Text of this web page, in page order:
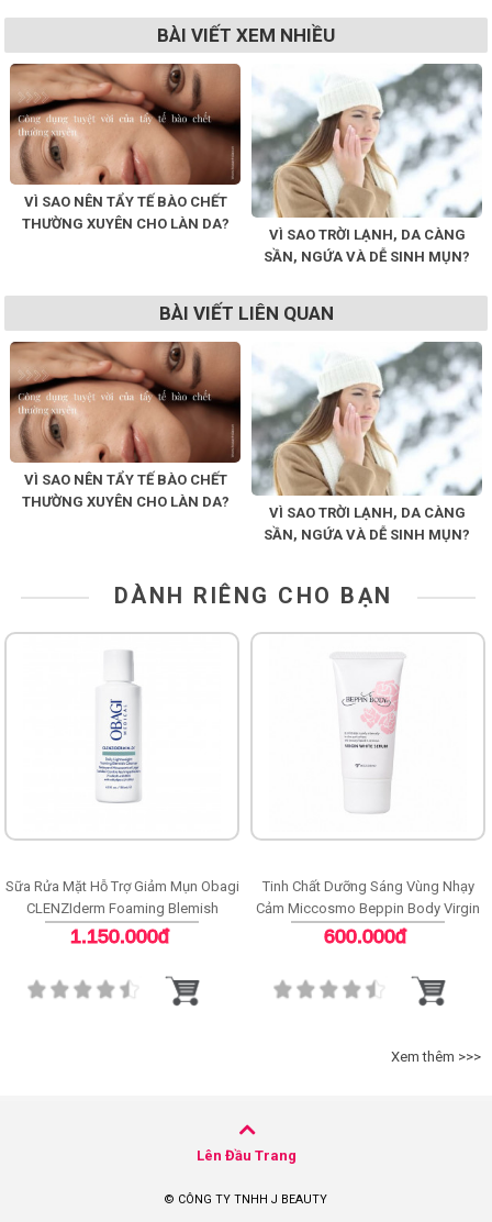
BÀI VIẾT XEM NHIỀU
VÌ SAO NÊN TẨY TẾ BÀO CHẾT
THƯỜNG XUYÊN CHO LÀN DA?
VÌ SAO TRỜI LẠNH, DA CÀNG
SẦN, NGỨA VÀ DỄ SINH MỤN?
BÀI VIẾT LIÊN QUAN
VÌ SAO NÊN TẨY TẾ BÀO CHẾT
THƯỜNG XUYÊN CHO LÀN DA?
VÌ SAO TRỜI LẠNH, DA CÀNG
SẦN, NGỨA VÀ DỄ SINH MỤN?
DÀNH RIÊNG CHO BẠN
Sữa Rửa Mặt Hỗ Trợ Giảm Mụn Obagi
CLENZIderm Foaming Blemish
Cleanser
1.150.000đ
Tinh Chất Dưỡng Sáng Vùng Nhạy
Cảm Miccosmo Beppin Body Virgin
White Serum
600.000đ
Xem thêm >>>
Lên Đầu Trang
© CÔNG TY TNHH J BEAUTY